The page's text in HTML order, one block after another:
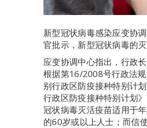
新型冠状病毒感染应变协
官批示，新型冠状病毒的
应变协调中心指出，行政
根据第16/2008号行政法
别行政区防疫接种特别计
行政区防疫接种特别计划
冠状病毒灭活疫苗适用于
的60岁或以上人士；而信